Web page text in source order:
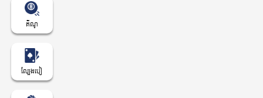
គីណូ
ល្បែងបៀ